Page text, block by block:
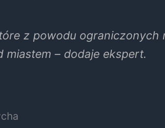
z powodu
miastem – dodaje ekspert.